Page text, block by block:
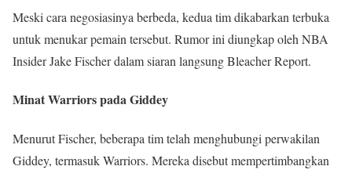
Meski cara negosiasinya berbeda, kedua tim dikabarkan terbuka
untuk menukar pemain tersebut. Rumor ini diungkap oleh NBA
Insider Jake Fischer dalam siaran langsung Bleacher Report.
Minat Warriors pada Giddey
Menurut Fischer, beberapa tim telah menghubungi perwakilan
Giddey, termasuk Warriors. Mereka disebut mempertimbangkan